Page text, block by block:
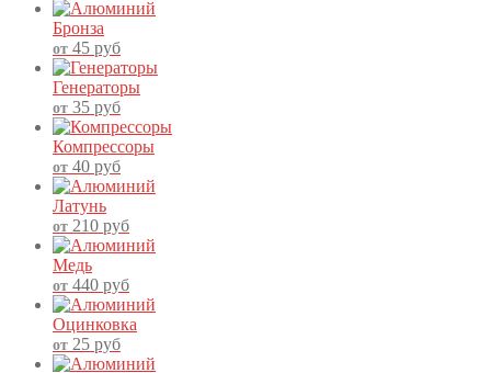
Бронза
от 45 руб
Генераторы
от 35 руб
Компрессоры
от 40 руб
Латунь
от 210 руб
Медь
от 440 руб
Оцинковка
от 25 руб